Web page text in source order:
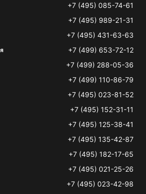
+7 (495) 085-74-61
+7 (495) 989-21-31
+7 (495) 431-63-63
+7 (499) 653-72-12
+7 (499) 288-05-36
+7 (499) 110-86-79
+7 (495) 023-81-52
+7 (495) 152-31-11
+7 (495) 125-38-41
+7 (495) 135-42-87
+7 (495) 182-17-65
+7 (495) 021-25-26
+7 (495) 023-42-98